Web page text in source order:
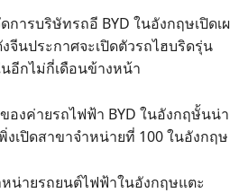
การบริษัทรถอี BYD ในอังกฤษเปิดเผ
จีนประกาศจะเปิดตัวรถไฮบริดรุ่น
อีกไม่กี่เดือนข้างหน้า
องค่ายรถไฟฟ้า BYD ในอังกฤษั้นน่า
งเปิดสาขาจำหน่ายที่ 100 ในอังกฤษ
น่ายรถยนต์ไฟฟ้าในอังกฤษแตะ